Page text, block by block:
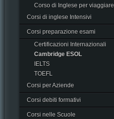
Corso di Inglese per viaggiare
Corsi di inglese Intensivi
Corsi preparazione esami
Certificazioni Internazionali
Cambridge ESOL
IELTS
TOEFL
Corsi per Aziende
Corsi debiti formativi
Corsi nelle Scuole